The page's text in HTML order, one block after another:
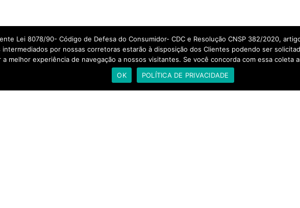
Lei 8078/90- Código de Defesa do Consumidor- CDC e Resolução CNSP 382/2020,
por nossas corretoras estarão à disposição dos Clientes podendo ser
melhor experiência de navegação a nossos visitantes. Se você concorda com essa coleta
OK
POLÍTICA DE PRIVACIDADE